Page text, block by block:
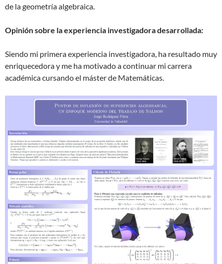
de la geometría algebraica.
Opinión sobre la experiencia investigadora desarrollada:
Siendo mi primera experiencia investigadora, ha resultado muy
enriquecedora y me ha motivado a continuar mi carrera
académica cursando el máster de Matemáticas.